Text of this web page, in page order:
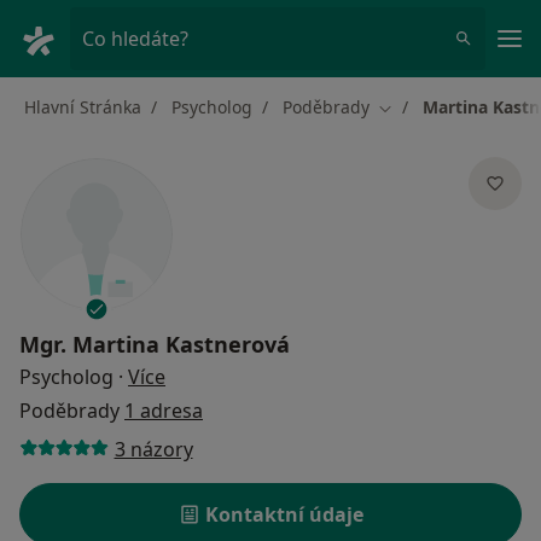
Co hledáte?
Hlavní Stránka Psycholog Poděbrady Změna města
Martina
Mgr. Martina Kastnerová
Psycholog · Více
Poděbrady 1 adresa
3 názory
Kontaktní údaje